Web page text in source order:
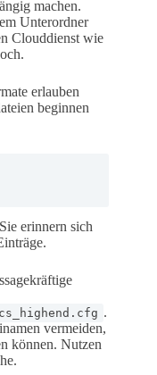
machen.
Unterordner
Clouddienst wie
erlauben
beginnen
erinnern sich
.
vermeiden,
können. Nutzen